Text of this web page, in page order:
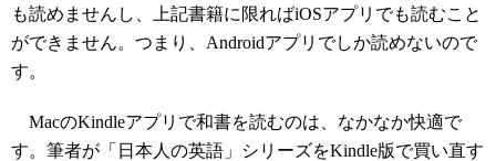
も読めませんし、上記書籍に限ればiOSアプリでも読むこと
ができません。つまり、Androidアプリでしか読めないので
す。
MacのKindleアプリで和書を読むのは、なかなか快適で
す。筆者が「日本人の英語」シリーズをKindle版で買い直す